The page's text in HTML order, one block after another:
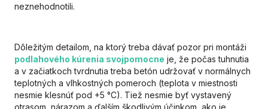
neznehodnotili.
Dôležitým detailom, na ktorý treba dávať pozor pri montáži
podlahového kúrenia svojpomocne je, že počas tuhnutia
a v začiatkoch tvrdnutia treba betón udržovať v normálnych
teplotných a vlhkostných pomeroch (teplota v miestnosti
nesmie klesnúť pod +5 °C). Tiež nesmie byť vystavený
otrasom, nárazom a ďalším škodlivým účinkom, ako je